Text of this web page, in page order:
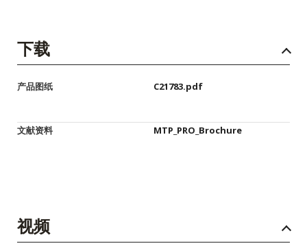
下载
产品图纸 C21783.pdf
文献资料 MTP_PRO_Brochure
视频